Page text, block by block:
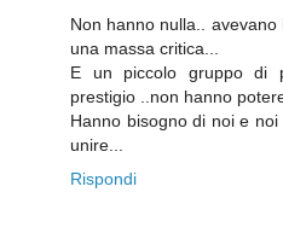
Non hanno nulla..
una massa critica...
E un piccolo gruppo di
prestigio ..non hanno
Hanno bisogno di noi e
unire...
Rispondi